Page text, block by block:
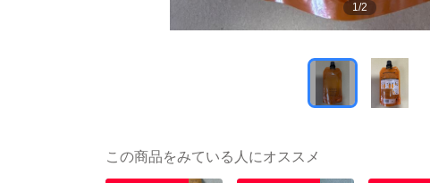
1/2
この商品をみている人にオススメ